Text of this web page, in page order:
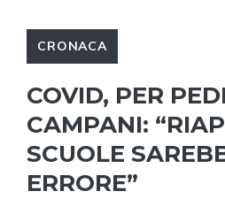
CRONACA
COVID, PER
CAMPANI:
SCUOLE
ERRORE”